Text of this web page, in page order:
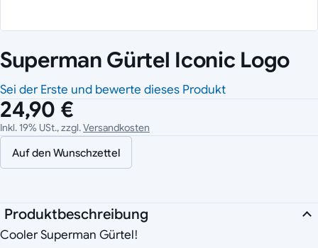
Superman Gürtel Iconic Logo
Sei der Erste und bewerte dieses Produkt
24,90 €
Inkl. 19% USt., zzgl.Versandkosten
Auf den Wunschzettel
Produktbeschreibung
Cooler Superman Gürtel!